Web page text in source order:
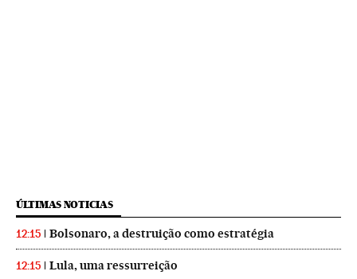
ÚLTIMAS NOTICIAS
12:15 Bolsonaro, a destruição como estratégia
12:15 Lula, uma ressurreição